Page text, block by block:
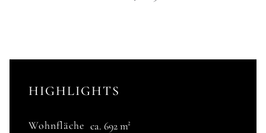
HIGHLIGHTS
Wohnfläche ca. 692 m²